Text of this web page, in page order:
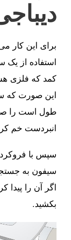
برای این کار
استفاده از یک
کمد که فلزی
این صورت که
طول است را
انبردست خم
سپس با
سیفون به
اگر آن را پیدا
بکشید.